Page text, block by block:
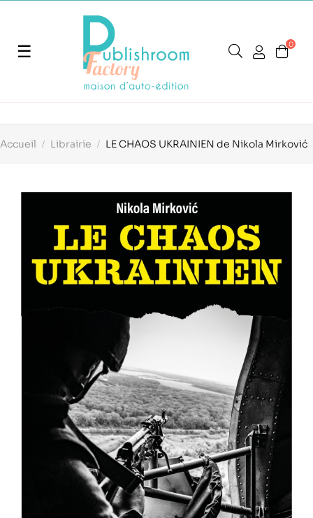
Basculer
navigation
☰ 0
Accueil Librairie LE CHAOS UKRAINIEN de Nikola Mirković